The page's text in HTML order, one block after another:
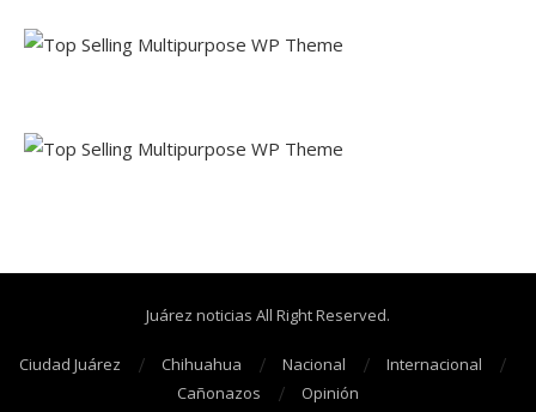
Juárez noticias All Right Reserved.
Ciudad Juárez Chihuahua Nacional
Internacional
Cañonazos
Opinión